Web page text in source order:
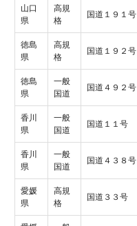
山口
県
高規
格
国道１９１号
徳島
県
高規
格
国道１９２号
徳島
県
一般
国道
国道４９２号
香川
県
一般
国道
国道１１号
香川
県
一般
国道
国道４３８号
愛媛
県
高規
格
国道３３号